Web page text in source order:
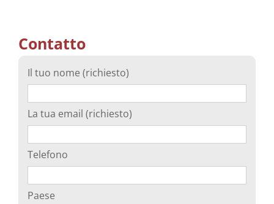
Contatto
Il tuo nome (richiesto)
La tua email (richiesto)
Telefono
Paese